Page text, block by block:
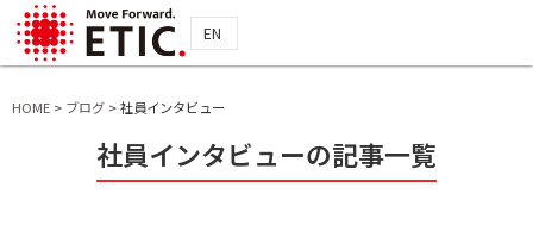
EN
HOME > ブログ >社員インタビュー
社員インタビューの記事一覧